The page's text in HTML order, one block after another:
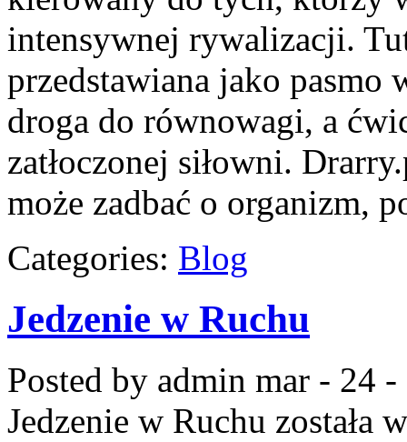
intensywnej rywalizacji.
przedstawiana jako pasmo
droga do równowagi, a
zatłoczonej siłowni.
może zadbać o organizm,
Categories: Blog
Jedzenie w Ruchu
Posted by admin mar - 24 -
Jedzenie w Ruchu została